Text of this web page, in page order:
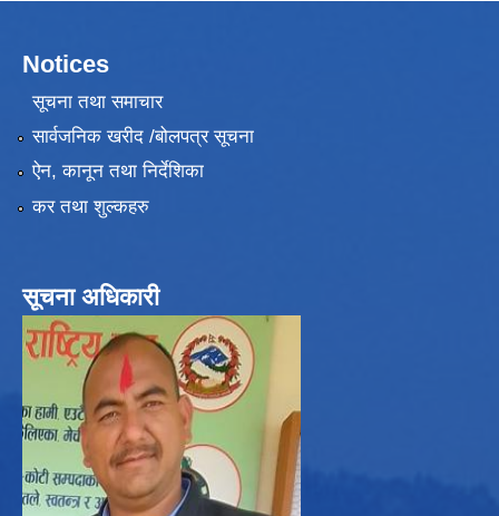
Notices
सूचना तथा समाचार
सार्वजनिक खरीद /बोलपत्र सूचना
ऐन, कानून तथा निर्देशिका
कर तथा शुल्कहरु
सूचना अधिकारी